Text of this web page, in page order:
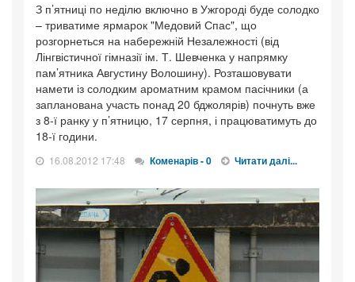
З п’ятниці по неділю включно в Ужгороді буде солодко
– триватиме ярмарок "Медовий Спас", що
розгорнеться на набережній Незалежності (від
Лінгвістичної гімназії ім. Т. Шевченка у напрямку
пам’ятника Августину Волошину). Розташовувати
намети із солодким ароматним крамом пасічники (а
запланована участь понад 20 бджолярів) почнуть вже
з 8-ї ранку у п’ятницю, 17 серпня, і працюватимуть до
18-ї години.
16.08.2012 17:48 Коменарів - 0 Читати далі...